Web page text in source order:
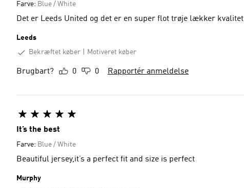
Farve: Blue / White
Det er Leeds United og det er en super flot trøje lækker kvalitet
Leeds
Bekræftet køber
Motiveret køber
Brugbart? 0 0 Rapportér anmeldelse
It’s the best
Farve: Blue / White
Beautiful jersey,it’s a perfect fit and size is perfect
Murphy